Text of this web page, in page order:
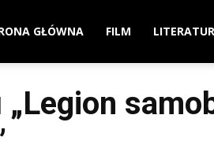
GŁÓWNA FILM